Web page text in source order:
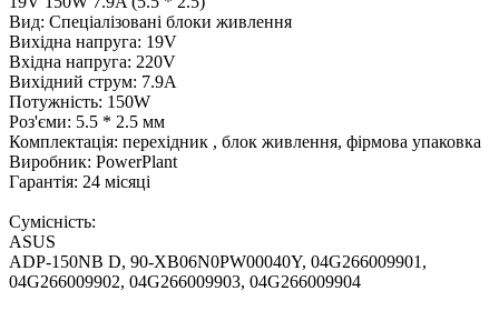
Вид: Спеціалізовані блоки живлення
Вихідна напруга: 19V
Вхідна напруга: 220V
Вихідний струм: 7.9A
Потужність: 150W
Роз'єми: 5.5 * 2.5 мм
Комплектація: перехідник , блок живлення, фірмова упаковка
Виробник: PowerPlant
Гарантія: 24 місяці
Сумісність:
ASUS
ADP-150NB D, 90-XB06N0PW00040Y, 04G266009901,
04G266009902, 04G266009903, 04G266009904